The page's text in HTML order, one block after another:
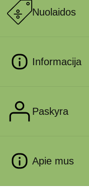
Nuolaidos
Informacija
Paskyra
Apie mus
9.97 € !